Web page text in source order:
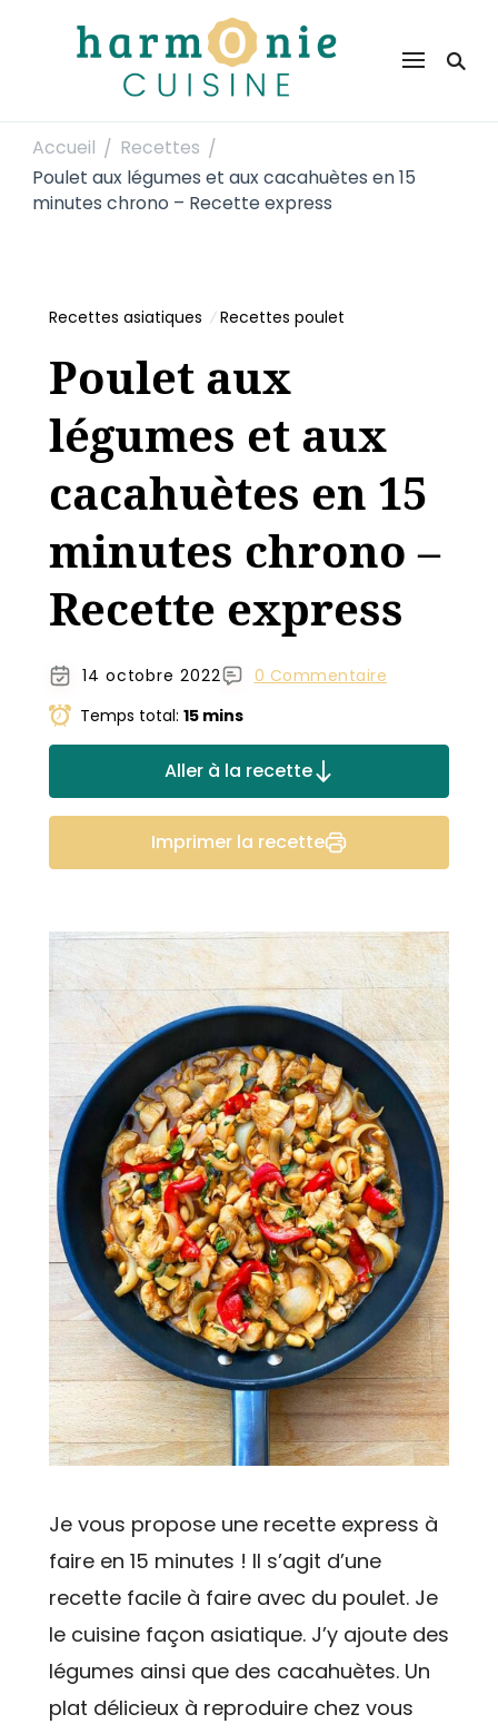
Harmonie Cuisine
Accueil / Recettes /
Poulet aux légumes et aux cacahuètes en 15
minutes chrono – Recette express
Recettes asiatiques Recettes poulet
Poulet aux
légumes et aux
cacahuètes en 15
minutes chrono –
Recette express
14 octobre 2022
0 Commentaire
Temps total: 15 mins
Aller à la recette
Imprimer la recette
Je vous propose une recette express à
faire en 15 minutes ! Il s’agit d’une
recette facile à faire avec du poulet. Je
le cuisine façon asiatique. J’y ajoute des
légumes ainsi que des cacahuètes. Un
plat délicieux à reproduire chez vous